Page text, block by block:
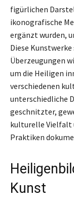
figürlichen
ikonografische
ergänzt wurden,
Diese
Überzeugungen
um die Heiligen
verschiedenen
unterschiedliche
geschnitzter,
kulturelle Vielfalt
Praktiken
Kunst